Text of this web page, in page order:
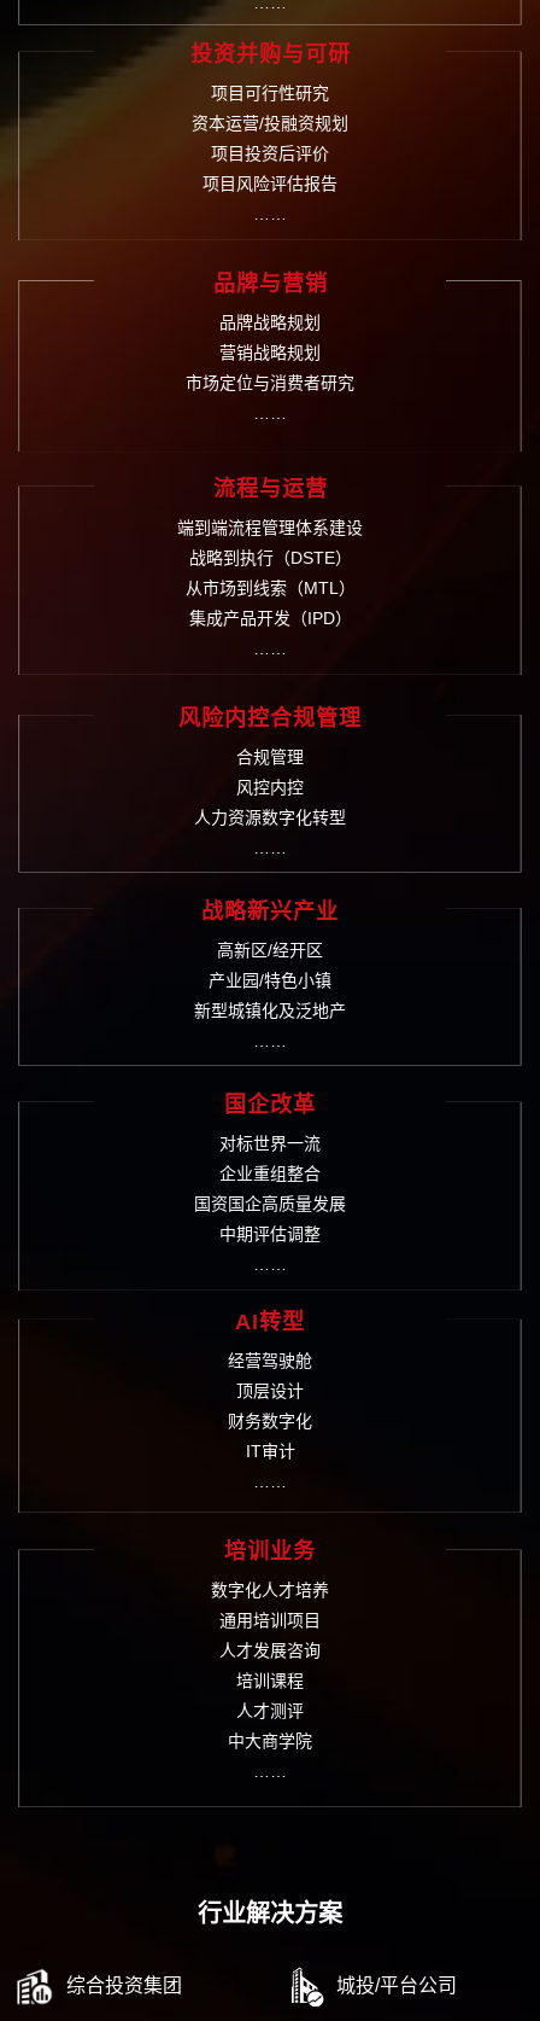
投资并购与可研
项目可行性研究
资本运营/投融资规划
项目投资后评价
项目风险评估报告
……
品牌与营销
品牌战略规划
营销战略规划
市场定位与消费者研究
……
流程与运营
端到端流程管理体系建设
战略到执行（DSTE）
从市场到线索（MTL）
集成产品开发（IPD）
……
风险内控合规管理
合规管理
风控内控
人力资源数字化转型
……
战略新兴产业
高新区/经开区
产业园/特色小镇
新型城镇化及泛地产
……
国企改革
对标世界一流
企业重组整合
国资国企高质量发展
中期评估调整
……
AI转型
经营驾驶舱
顶层设计
财务数字化
IT审计
……
培训业务
数字化人才培养
通用培训项目
人才发展咨询
培训课程
人才测评
中大商学院
……
行业解决方案
综合投资集团 城投/平台公司